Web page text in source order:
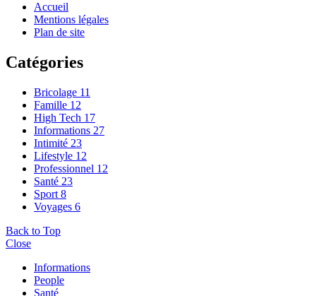
Accueil
Mentions légales
Plan de site
Catégories
Bricolage 11
Famille 12
High Tech 17
Informations 27
Intimité 23
Lifestyle 12
Professionnel 12
Santé 23
Sport 8
Voyages 6
Back to Top
Close
Informations
People
Santé